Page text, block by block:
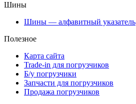
Шины
Шины — алфавитный указатель
Полезное
Карта сайта
Trade-in для погрузчиков
Б/у погрузчики
Запчасти для погрузчиков
Продажа погрузчиков